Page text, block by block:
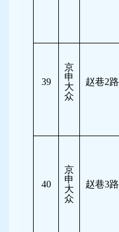
39
京
申
大
众
赵巷2路
40
京
申
大
众
赵巷3路